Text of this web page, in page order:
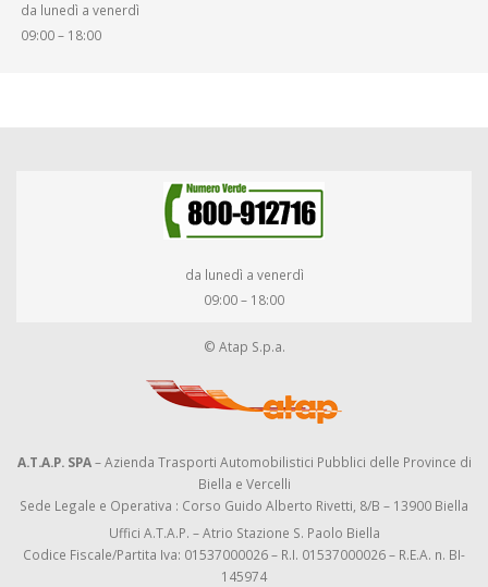
da lunedì a venerdì
09:00 – 18:00
da lunedì a venerdì
09:00 – 18:00
© Atap S.p.a.
A.T.A.P. SPA– Azienda Trasporti Automobilistici Pubblici delle Province di
Biella e Vercelli
Sede Legale e Operativa : Corso Guido Alberto Rivetti, 8/B – 13900 Biella
Uffici A.T.A.P. – Atrio Stazione S. Paolo Biella
Codice Fiscale/Partita Iva: 01537000026 – R.I. 01537000026 – R.E.A. n. BI-
145974